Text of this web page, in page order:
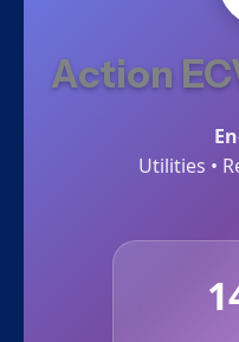
Action
Utilities •